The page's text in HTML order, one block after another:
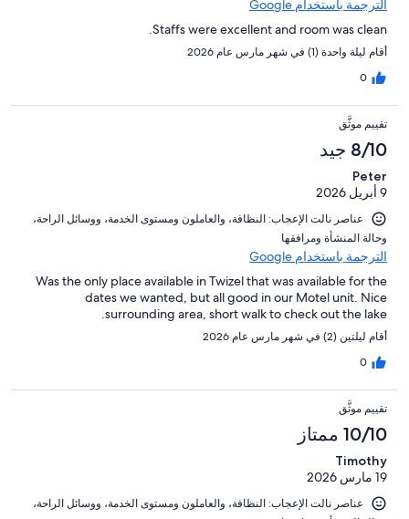
الترجمة باستخدام Google
Staffs were excellent and room was clean.
أقام ليلة واحدة (1) في شهر مارس عام 2026
0
تقييم موثَّق
8/10 جيد
Peter
9 أبريل 2026
عناصر نالت الإعجاب: ⁦النظافة⁩، و⁦العاملون ومستوى الخدمة⁩، و⁦وسائل الراحة⁩،
و⁦حالة المنشأة ومرافقها⁩
الترجمة باستخدام Google
Was the only place available in Twizel that was available for the
dates we wanted, but all good in our Motel unit. Nice
surrounding area, short walk to check out the lake.
أقام ليلتين (2) في شهر مارس عام 2026
0
تقييم موثَّق
10/10 ممتاز
Timothy
19 مارس 2026
عناصر نالت الإعجاب: ⁦النظافة⁩، و⁦العاملون ومستوى الخدمة⁩، و⁦وسائل الراحة⁩،